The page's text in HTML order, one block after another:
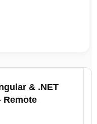
& .NET
Remote